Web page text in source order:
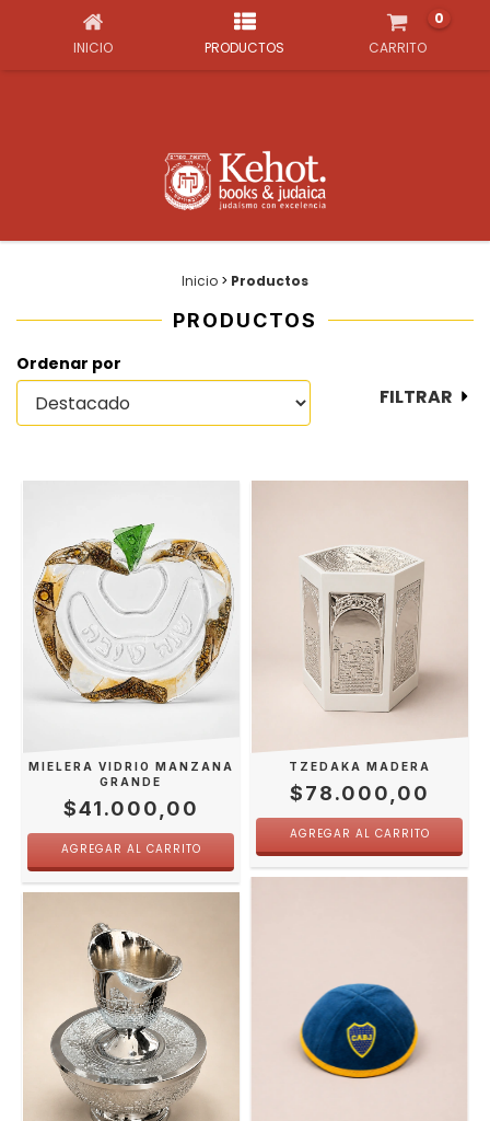
INICIO PRODUCTOS CARRITO
0
Inicio > Productos
PRODUCTOS
Ordenar por
FILTRAR
MIELERA VIDRIO MANZANA
GRANDE
$41.000,00
TZEDAKA MADERA
$78.000,00